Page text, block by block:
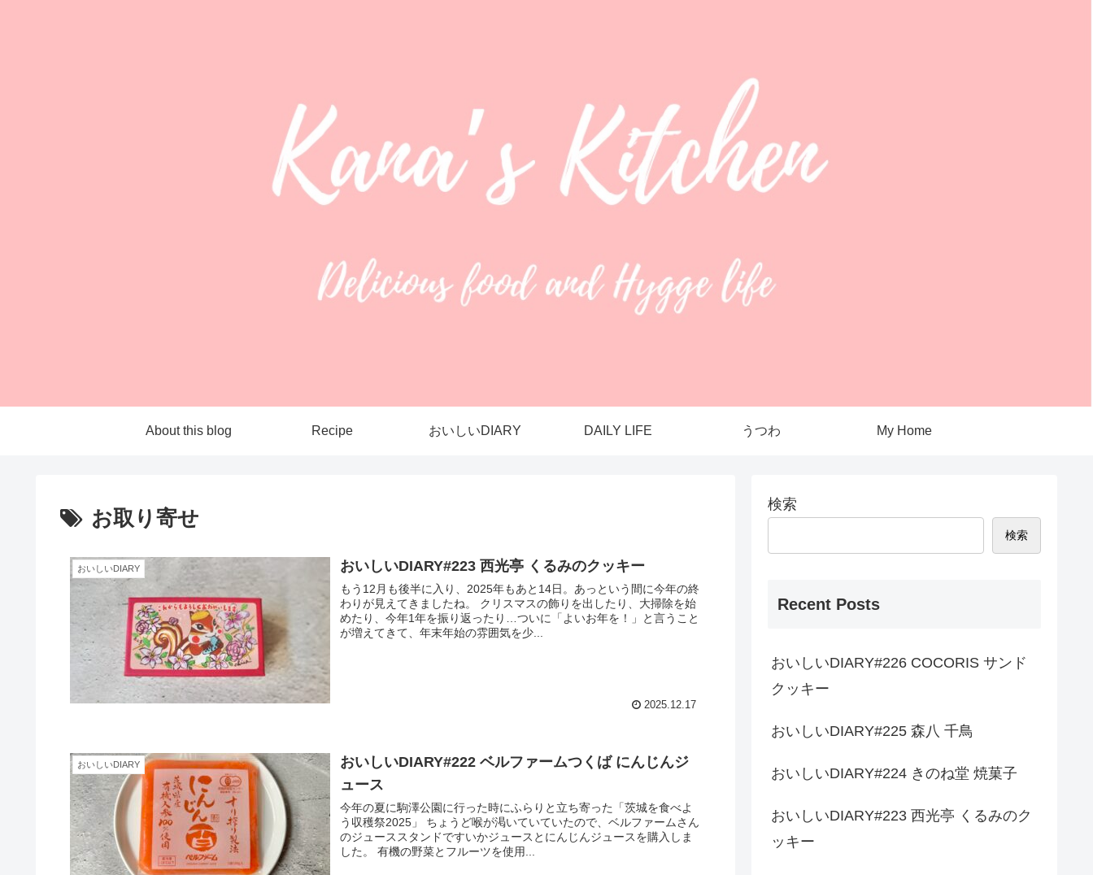
About this blog Recipe おいしいDIARY DAILY LIFE うつわ My Home
お取り寄せ
おいしいDIARY おいしいDIARY#223 西光亭 くるみのクッキー
もう12月も後半に入り、2025年もあと14日。あっという間に今年の終
わりが見えてきましたね。 クリスマスの飾りを出したり、大掃除を始
めたり、今年1年を振り返ったり…ついに「よいお年を！」と言うこと
が増えてきて、年末年始の雰囲気を少...
2025.12.17
おいしいDIARY
おいしいDIARY#222 ベルファームつくば にんじんジ
ュース
今年の夏に駒澤公園に行った時にふらりと立ち寄った「茨城を食べよ
う収穫祭2025」 ちょうど喉が渇いていていたので、ベルファームさん
のジューススタンドですいかジュースとにんじんジュースを購入しま
した。 有機の野菜とフルーツを使用...
検索
検索
Recent Posts
おいしいDIARY#226 COCORIS サンド
クッキー
おいしいDIARY#225 森八 千鳥
おいしいDIARY#224 きのね堂 焼菓子
おいしいDIARY#223 西光亭 くるみのク
ッキー